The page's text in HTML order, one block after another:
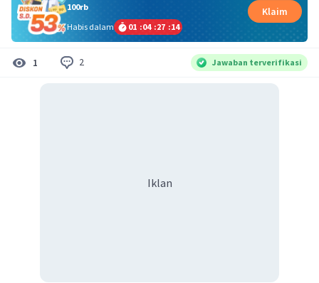
100rb
Habis dalam
01 :04 :27 :13
Klaim
1 2 Jawaban terverifikasi
Iklan